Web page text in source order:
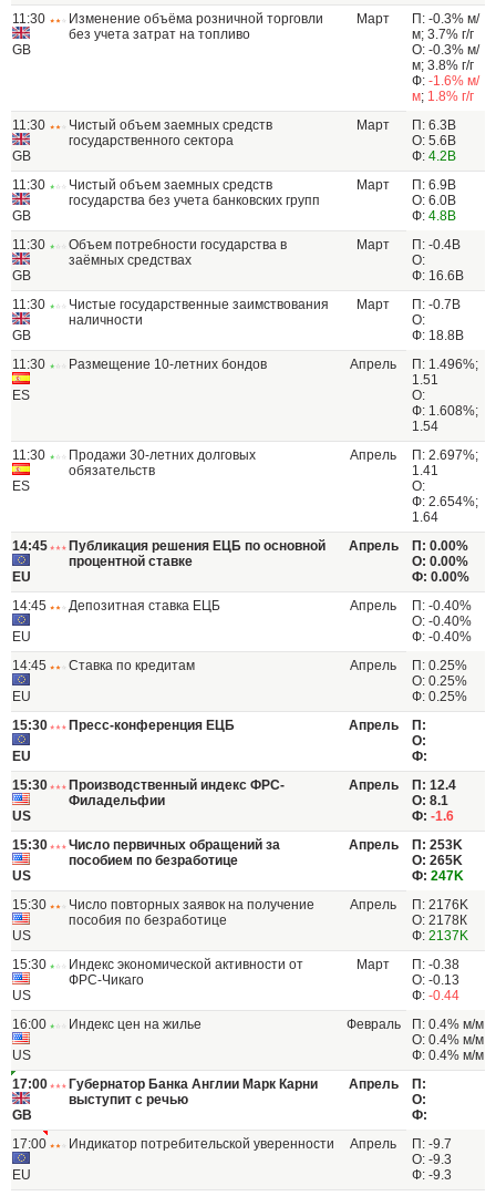
11:30
GB
Изменение объёма розничной торговли
без учета затрат на топливо
Март
П: -0.3% м/
м; 3.7% г/г
О: -0.3% м/
м; 3.8% г/г
Ф: -1.6% м/
м; 1.8% г/г
11:30
GB
Чистый объем заемных средств
государственного сектора
Март
П: 6.3B
О: 5.6B
Ф: 4.2B
11:30
GB
Чистый объем заемных средств
государства без учета банковских групп
Март
П: 6.9В
О: 6.0В
Ф: 4.8В
11:30
GB
Объем потребности государства в
заёмных средствах
Март
П: -0.4В
О:
Ф: 16.6В
11:30
GB
Чистые государственные заимствования
наличности
Март
П: -0.7В
О:
Ф: 18.8В
11:30
ES
Размещение 10-летних бондов Апрель
П: 1.496%;
1.51
О:
Ф: 1.608%;
1.54
11:30
ES
Продажи 30-летних долговых
обязательств
Апрель
П: 2.697%;
1.41
О:
Ф: 2.654%;
1.64
14:45
EU
Публикация решения ЕЦБ по основной
процентной ставке
Апрель
П: 0.00%
О: 0.00%
Ф: 0.00%
14:45
EU
Депозитная ставка ЕЦБ Апрель
П: -0.40%
О: -0.40%
Ф: -0.40%
14:45
EU
Ставка по кредитам Апрель
П: 0.25%
О: 0.25%
Ф: 0.25%
15:30
EU
Пресс-конференция ЕЦБ Апрель
П:
О:
Ф:
15:30
US
Производственный индекс ФРС-
Филадельфии
Апрель
П: 12.4
О: 8.1
Ф: -1.6
15:30
US
Число первичных обращений за
пособием по безработице
Апрель
П: 253K
О: 265K
Ф: 247K
15:30
US
Число повторных заявок на получение
пособия по безработице
Апрель
П: 2176K
О: 2178К
Ф: 2137K
15:30
US
Индекс экономической активности от
ФРС-Чикаго
Март
П: -0.38
О: -0.13
Ф: -0.44
16:00
US
Индекс цен на жилье Февраль
П: 0.4% м/м
О: 0.4% м/м
Ф: 0.4% м/м
17:00
GB
Губернатор Банка Англии Марк Карни
выступит с речью
Апрель
П:
О:
Ф:
17:00
EU
Индикатор потребительской уверенности Апрель
П: -9.7
О: -9.3
Ф: -9.3